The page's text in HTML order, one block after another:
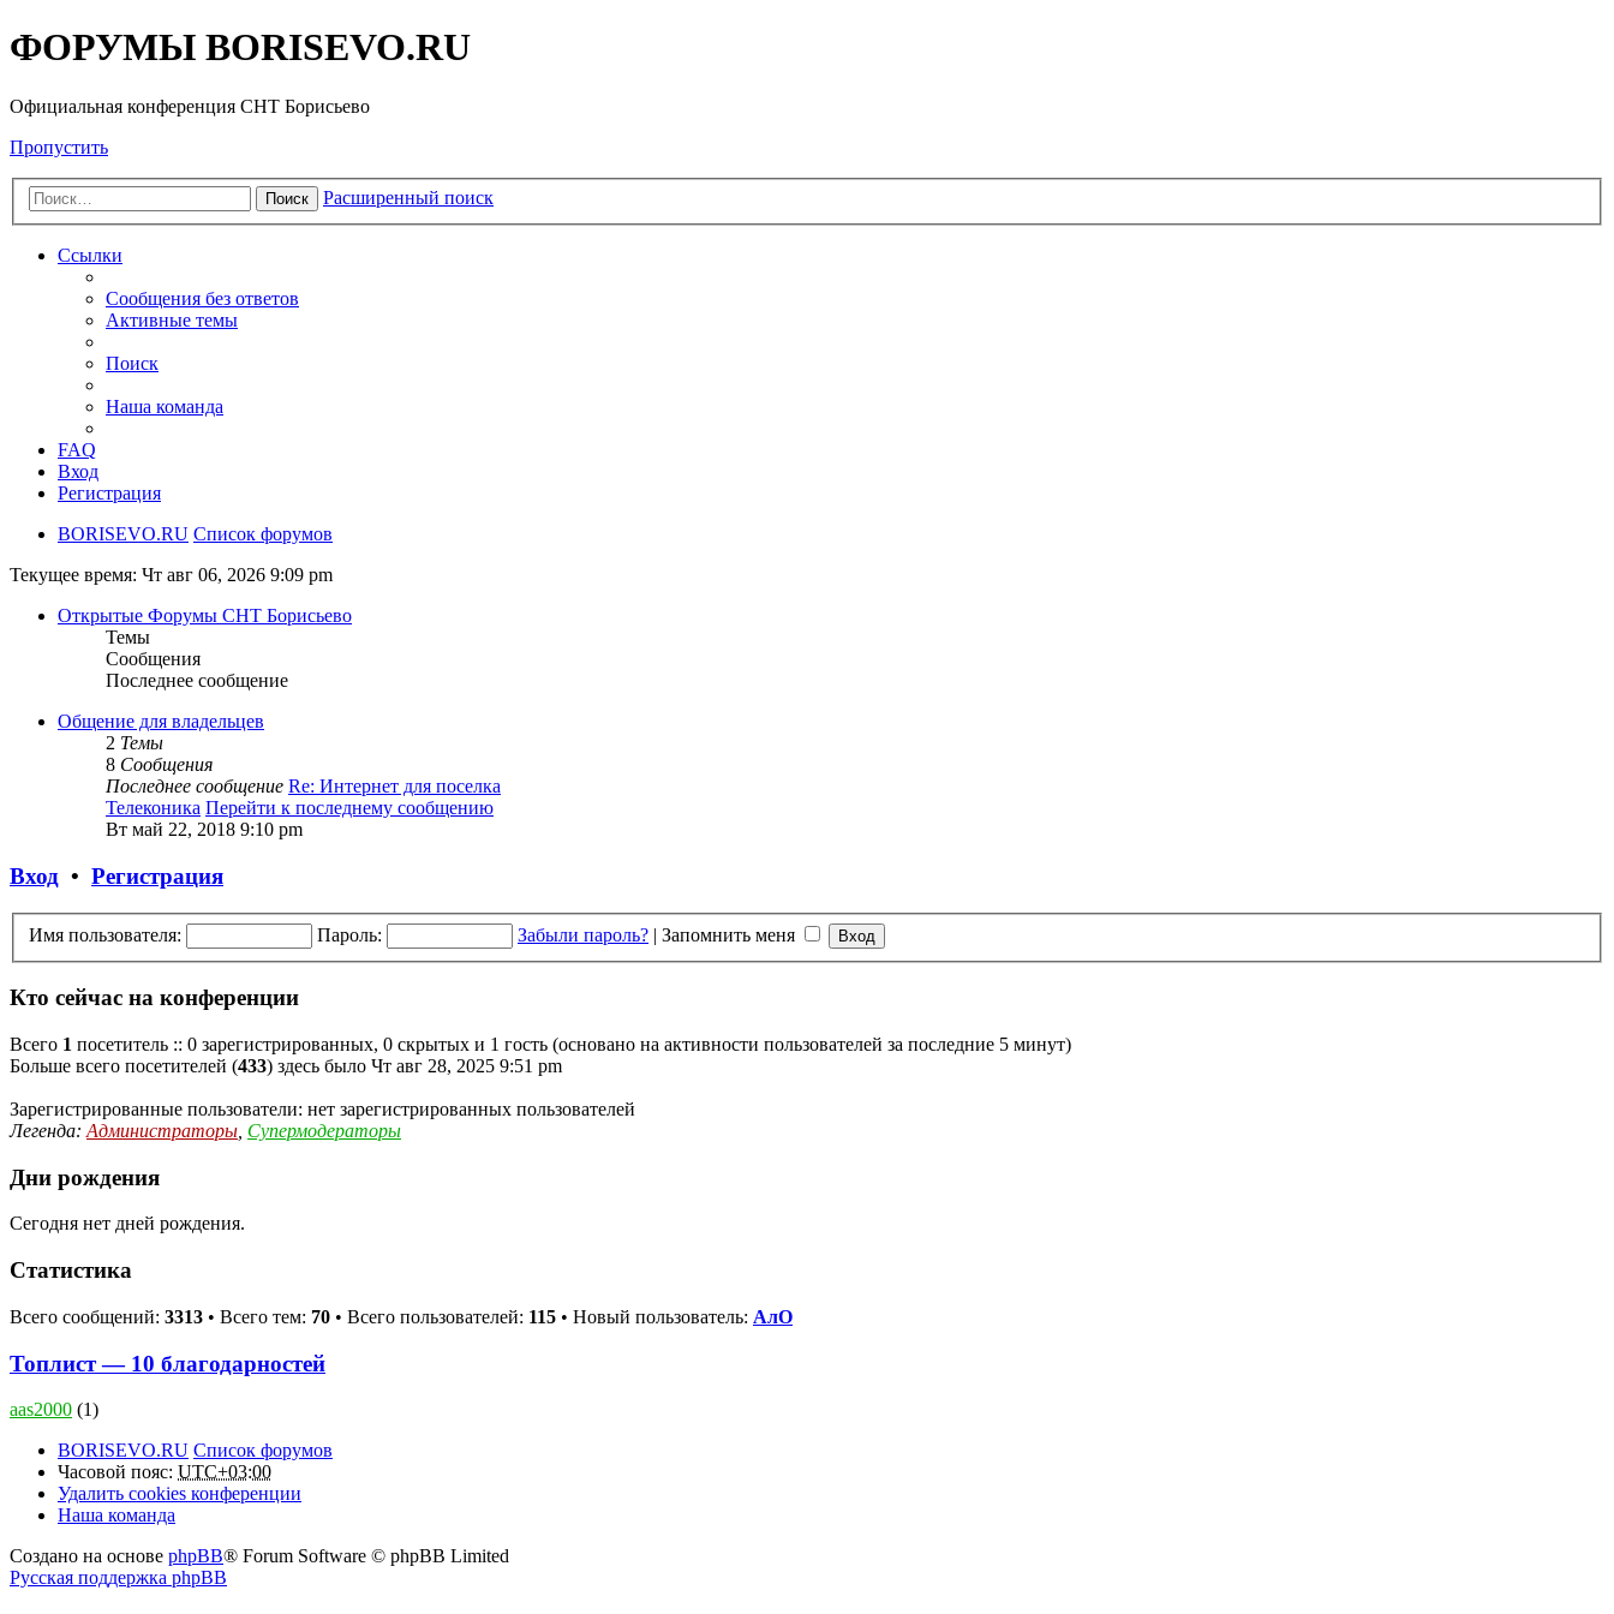
ФОРУМЫ BORISEVO.RU
Официальная конференция СНТ Борисьево
Пропустить
Поиск Расширенный поиск
Ссылки
Сообщения без ответов
Активные темы
Поиск
Наша команда
FAQ
Вход
Регистрация
BORISEVO.RU Список форумов
Текущее время: Чт авг 06, 2026 9:09 pm
Открытые Форумы СНТ Борисьево
Темы
Сообщения
Последнее сообщение
Общение для владельцев
2 Темы
8 Сообщения
Последнее сообщение Re: Интернет для поселка
Телеконика Перейти к последнему сообщению
Вт май 22, 2018 9:10 pm
Вход • Регистрация
Имя пользователя: Пароль: Забыли пароль? | Запомнить меня
Кто сейчас на конференции
Всего 1 посетитель :: 0 зарегистрированных, 0 скрытых и 1 гость (основано на активности пользователей за последние 5 минут)
Больше всего посетителей (433) здесь было Чт авг 28, 2025 9:51 pm
Зарегистрированные пользователи: нет зарегистрированных пользователей
Легенда: Администраторы Супермодераторы
Дни рождения
Сегодня нет дней рождения.
Статистика
Всего сообщений: 3313 • Всего тем: 70 • Всего пользователей: 115 • Новый пользователь: АлО
Топлист — 10 благодарностей
aas2000 (1)
BORISEVO.RU Список форумов
Часовой пояс: UTC+03:00
Удалить cookies конференции
Наша команда
Создано на основе phpBB® Forum Software © phpBB Limited
Русская поддержка phpBB